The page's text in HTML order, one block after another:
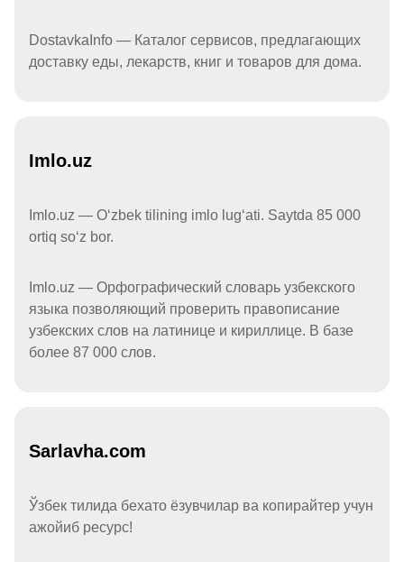
DostavkaInfo — Каталог сервисов, предлагающих
доставку еды, лекарств, книг и товаров для дома.
Imlo.uz
Imlo.uz — Oʻzbek tilining imlo lugʻati. Saytda 85 000
ortiq soʻz bor.
Imlo.uz — Орфографический словарь узбекского
языка позволяющий проверить правописание
узбекских слов на латинице и кириллице. В базе
более 87 000 слов.
Sarlavha.com
Ўзбек тилида бехато ёзувчилар ва копирайтер учун
ажойиб ресурс!